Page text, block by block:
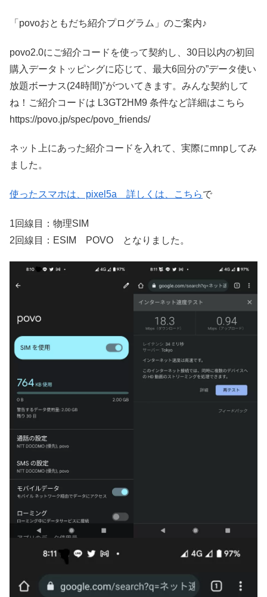
「povoおともだち紹介プログラム」のご案内♪
povo2.0にご紹介コードを使って契約し、30日以内の初回
購入データトッピングに応じて、最大6回分の”データ使い
放題ボーナス(24時間)”がついてきます。みんな契約して
ね！ご紹介コードは L3GT2HM9 条件など詳細はこちら
https://povo.jp/spec/povo_friends/
ネット上にあった紹介コードを入れて、実際にmnpしてみ
ました。
使ったスマホは、pixel5a 詳しくは、こちらで
1回線目：物理SIM
2回線目：ESIM POVO となりました。